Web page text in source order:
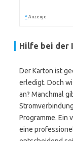
* Anzeige
Hilfe bei der
Der Karton ist
erledigt. Doch
an? Manchmal
Programme.
eine